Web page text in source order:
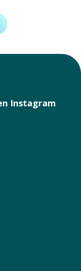
Instagram